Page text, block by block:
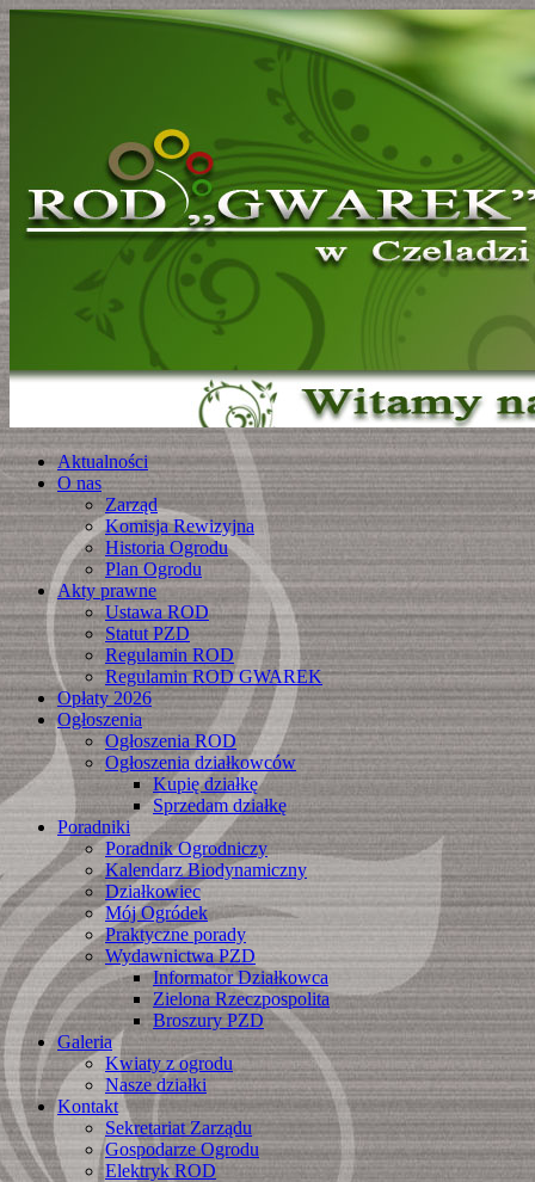
Aktualności
O nas
Zarząd
Komisja Rewizyjna
Historia Ogrodu
Plan Ogrodu
Akty prawne
Ustawa ROD
Statut PZD
Regulamin ROD
Regulamin ROD GWAREK
Opłaty 2026
Ogłoszenia
Ogłoszenia ROD
Ogłoszenia działkowców
Kupię działkę
Sprzedam działkę
Poradniki
Poradnik Ogrodniczy
Kalendarz Biodynamiczny
Działkowiec
Mój Ogródek
Praktyczne porady
Wydawnictwa PZD
Informator Działkowca
Zielona Rzeczpospolita
Broszury PZD
Galeria
Kwiaty z ogrodu
Nasze działki
Kontakt
Sekretariat Zarządu
Gospodarze Ogrodu
Elektryk ROD